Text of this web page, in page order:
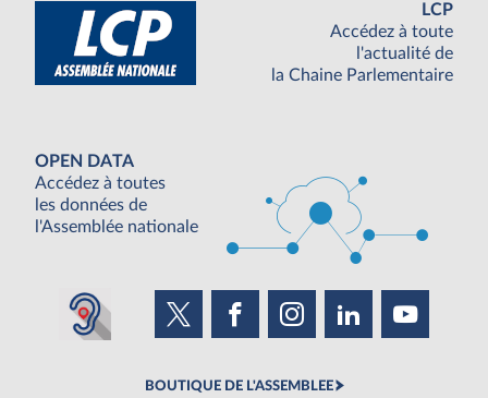
LCP
Accédez à toute
l'actualité de
la Chaine Parlementaire
OPEN DATA
Accédez à toutes
les données de
l'Assemblée nationale
BOUTIQUE DE L'ASSEMBLEE